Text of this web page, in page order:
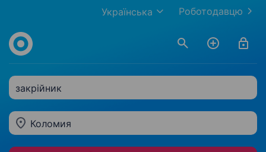
Роботодавцю
Українська
закрійник
Коломия